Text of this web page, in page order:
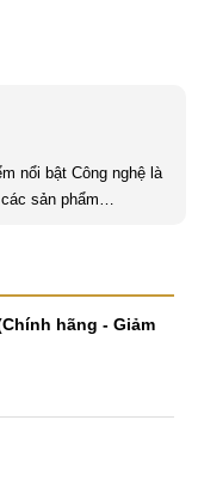
sản phẩm
sự chuyên nghiệp là
hãng - Giảm